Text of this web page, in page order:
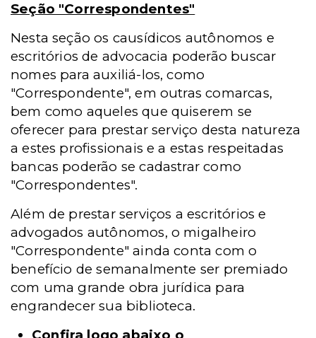
Seção "Correspondentes"
Nesta seção os causídicos autônomos e
escritórios de advocacia poderão buscar
nomes para auxiliá-los, como
"Correspondente", em outras comarcas,
bem como aqueles que quiserem se
oferecer para prestar serviço desta natureza
a estes profissionais e a estas respeitadas
bancas poderão se cadastrar como
"Correspondentes".
Além de prestar serviços a escritórios e
advogados autônomos, o migalheiro
"Correspondente" ainda conta com o
benefício de semanalmente ser premiado
com uma grande obra jurídica para
engrandecer sua biblioteca.